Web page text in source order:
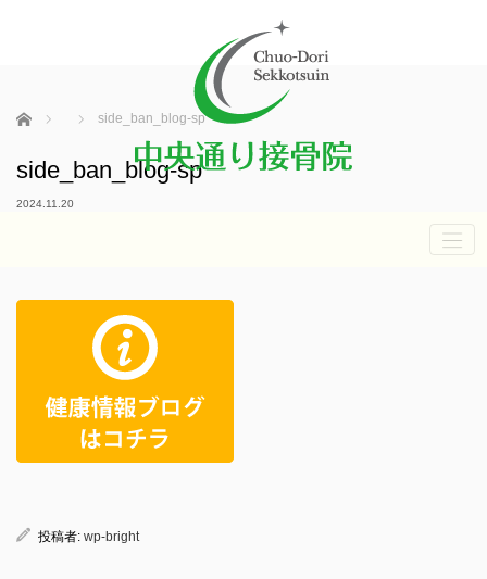
ホーム side_ban_blog-sp
side_ban_blog-sp
2024.11.20
投稿者: wp-bright